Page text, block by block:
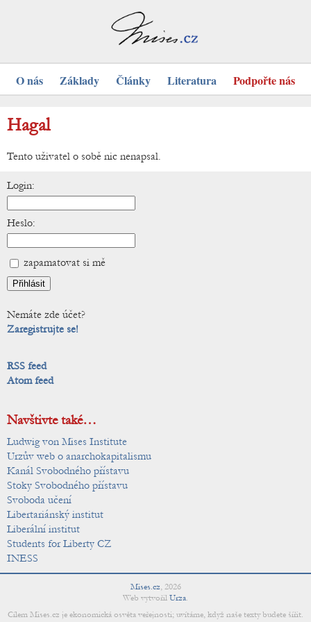
O nás Základy Články Literatura Podpořte nás
Hagal
Tento uživatel o sobě nic nenapsal.
Login:
Heslo:
zapamatovat si mě
Nemáte zde účet?
Zaregistrujte se!
RSS feed
Atom feed
Navštivte také…
Ludwig von Mises Institute
Urzův web o anarchokapitalismu
Kanál Svobodného přístavu
Stoky Svobodného přístavu
Svoboda učení
Libertariánský institut
Liberální institut
Students for Liberty CZ
INESS
Mises.cz, 2026
Web vytvořil Urza.
Cílem Mises.cz je ekonomická osvěta veřejnosti; uvítáme, když naše texty budete šířit.